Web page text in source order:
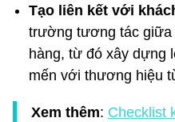
Tạo liên kết với
trường tương tác giữa
hàng, từ đó xây dựng
mến với thương hiệu
Xem thêm: Checklist